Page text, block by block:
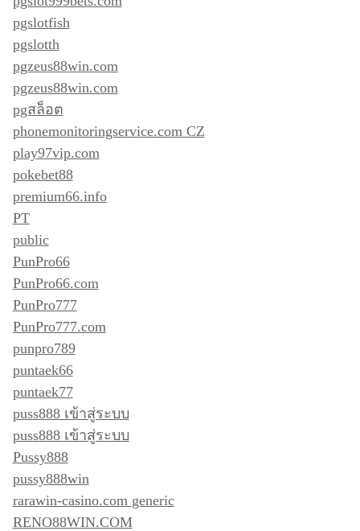
pgslotfish
pgslotth
pgzeus88win.com
pgzeus88win.com
pgสล็อต
phonemonitoringservice.com CZ
play97vip.com
pokebet88
premium66.info
PT
public
PunPro66
PunPro66.com
PunPro777
PunPro777.com
punpro789
puntaek66
puntaek77
puss888 เข้าสู่ระบบ
puss888 เข้าสู่ระบบ
Pussy888
pussy888win
rarawin-casino.com generic
RENO88WIN.COM